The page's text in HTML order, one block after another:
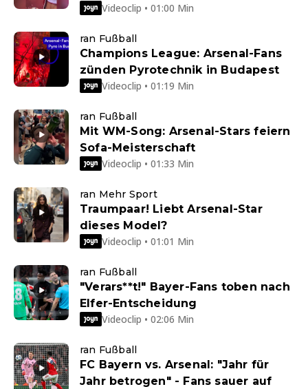
Videoclip • 01:00 Min
ran Fußball
Champions League: Arsenal-Fans
zünden Pyrotechnik in Budapest
Videoclip • 01:19 Min
ran Fußball
Mit WM-Song: Arsenal-Stars feiern
Sofa-Meisterschaft
Videoclip • 01:33 Min
ran Mehr Sport
Traumpaar! Liebt Arsenal-Star
dieses Model?
Videoclip • 01:01 Min
ran Fußball
"Verars**t!" Bayer-Fans toben nach
Elfer-Entscheidung
Videoclip • 02:06 Min
ran Fußball
FC Bayern vs. Arsenal: "Jahr für
Jahr betrogen" - Fans sauer auf